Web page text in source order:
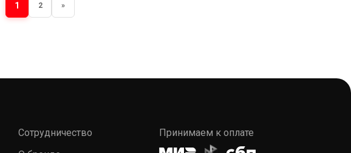
1 2 »
Сотрудничество
Принимаем к оплате